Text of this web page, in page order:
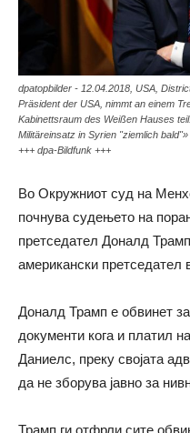
dpatopbilder - 12.04.2018, USA,
Präsident der USA, nimmt an einem
Kabinettsraum des Weißen Hauses
Militäreinsatz in Syrien "ziemlich
+++ dpa-Bildfunk +++
Во Окружниот суд на
почнува судењето на
претседател Доналд
американски претседател
Доналд Трамп е обвинет
документи кога и платил
Даниелс, преку својата
да не зборува јавно за
Трамп ги отфрли сите